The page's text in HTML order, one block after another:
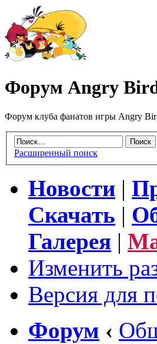
Форум Angry
Форум клуба фанатов игры Angry
Расширенный поиск
Новости |
Скачать |
Галерея |
Изменить
Версия для
Форум ‹